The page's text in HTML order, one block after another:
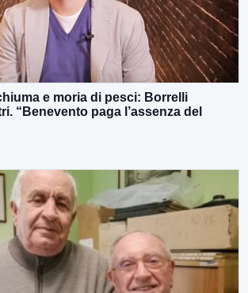
e moria di pesci: Borrelli
“Benevento paga l’assenza del